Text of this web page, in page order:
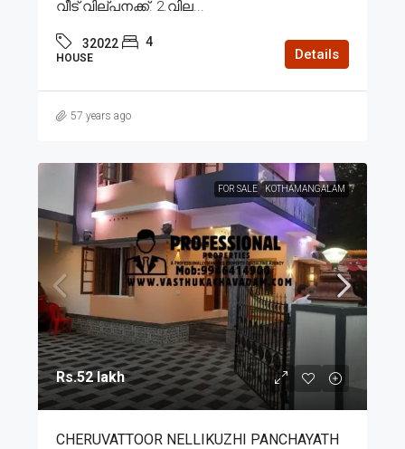
വീട് വില്പനക്ക്. 2.വില...
32022 4
HOUSE Details
57 years ago
FOR SALE KOTHAMANGALAM
Rs.52 lakh
CHERUVATTOOR NELLIKUZHI PANCHAYATH